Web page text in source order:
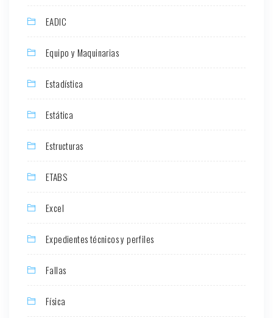
EADIC
Equipo y Maquinarias
Estadística
Estática
Estructuras
ETABS
Excel
Expedientes técnicos y perfiles
Fallas
Física